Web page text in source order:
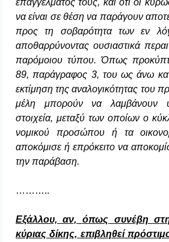
να είναι σε θέση να παράγουν
προς τη σοβαρότητα των εν
αποθαρρύνοντας ουσιαστικά
παρόμοιου τύπου. Όπως
89, παράγραφος 3, του ως άνω
εκτίμηση της αναλογικότητας του
μέλη μπορούν να λαμβάνουν
στοιχεία, μεταξύ των οποίων ο
νομικού προσώπου ή τα
αποκόμισε ή επρόκειτο να
την παράβαση.
………..
Εξάλλου, αν, όπως συνέβη
κύριας δίκης, επιβληθεί